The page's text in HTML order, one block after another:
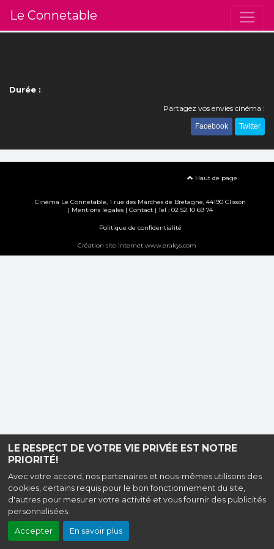
LE RESPECT DE VOTRE VIE PRIVÉE EST NOTRE
PRIORITÉ!
Avec votre accord, nos partenaires et nous-mêmes utilisons des
cookies, certains requis pour le bon fonctionnement du site,
d'autres pour mesurer votre activité et vous fournir des publicités
personnalisées.
Accepter En savoir plus
Le Connetable
Durée :
Partagez vos envies cinéma :
Facebook Twitter
Haut de page
Cinéma Le Connetable, 1 rue des Marches de Bretagne, 44190 Clisson
| Mentions légales| Contact| Tel : 02 52 10 69 74
Politique de confidentialité
Création site internet www.erakys.com